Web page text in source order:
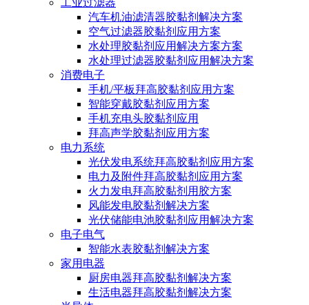
工业过滤器
汽车机油滤清器胶黏剂解决方案
空气过滤器胶黏剂应用方案
水处理胶黏剂应用解决方案方案
水处理过滤器胶黏剂应用解决方案
消费电子
手机/平板拜高胶黏剂应用方案
智能穿戴胶黏剂应用方案
手机充电头胶黏剂应用
拜高声学胶黏剂应用方案
电力系统
光伏发电系统拜高胶黏剂应用方案
电力及附件拜高胶黏剂应用方案
火力发电拜高胶黏剂用胶方案
风能发电胶黏剂解决方案
光伏储能电池胶黏剂应用解决方案
电子电气
智能水表胶黏剂解决方案
家用电器
厨房电器拜高胶黏剂解决方案
生活电器拜高胶黏剂解决方案